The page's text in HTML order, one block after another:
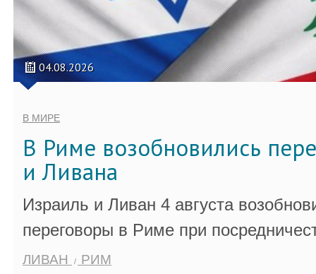
04.08.2026
В МИРЕ
В Риме возобновились
и Ливана
Израиль и Ливан 4 августа
переговоры в Риме при
ЛИВАН РИМ